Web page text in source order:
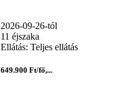
2026-09-26-tól
11 éjszaka
Ellátás: Teljes ellátás
649.900 Ft/fő,...